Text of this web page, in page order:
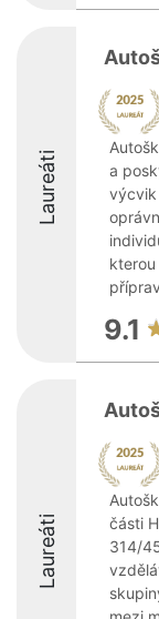
Laureáti
a
výcvik
9.1
Laureáti
části
314/